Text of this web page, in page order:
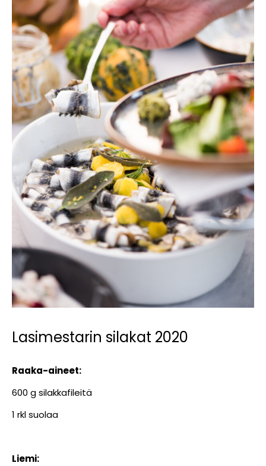
Lasimestarin silakat 2020
Raaka-aineet:
600 g silakkafileitä
1 rkl suolaa
Liemi: